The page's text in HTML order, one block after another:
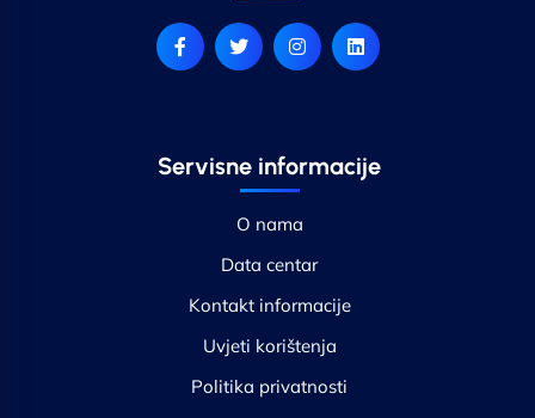
Servisne informacije
O nama
Data centar
Kontakt informacije
Uvjeti korištenja
Politika privatnosti